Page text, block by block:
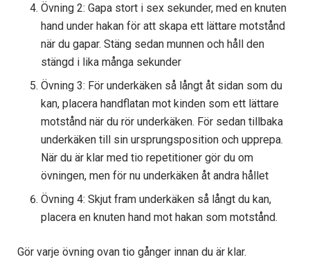
Övning 2: Gapa stort i sex sekunder, med en knuten
hand under hakan för att skapa ett lättare motstånd
när du gapar. Stäng sedan munnen och håll den
stängd i lika många sekunder
Övning 3: För underkäken så långt åt sidan som du
kan, placera handflatan mot kinden som ett lättare
motstånd när du rör underkäken. För sedan tillbaka
underkäken till sin ursprungsposition och upprepa.
När du är klar med tio repetitioner gör du om
övningen, men för nu underkäken åt andra hållet
Övning 4: Skjut fram underkäken så långt du kan,
placera en knuten hand mot hakan som motstånd.
Gör varje övning ovan tio gånger innan du är klar.